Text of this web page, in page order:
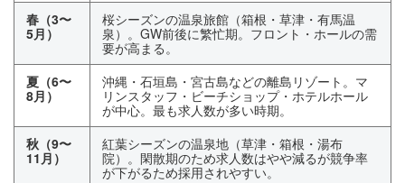
春（3〜
5月）
桜シーズンの温泉旅館（箱根・草津・有馬温
泉）。GW前後に繁忙期。フロント・ホールの需
要が高まる。
夏（6〜
8月）
沖縄・石垣島・宮古島などの離島リゾート。マ
リンスタッフ・ビーチショップ・ホテルホール
が中心。最も求人数が多い時期。
秋（9〜
11月）
紅葉シーズンの温泉地（草津・箱根・湯布
院）。閑散期のため求人数はやや減るが競争率
が下がるため採用されやすい。